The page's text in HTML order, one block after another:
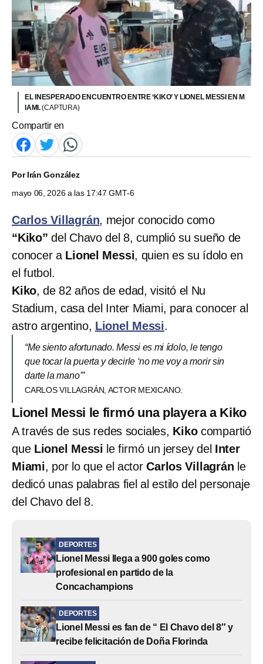
EL INESPERADO ENCUENTRO ENTRE ‘KIKO’ Y LIONEL MESSI EN M
IAMI.(CAPTURA)
Compartir en
PorIrán González
mayo 06, 2026 a las 17:47 GMT-6
Carlos Villagrán, mejor conocido como
“Kiko” del Chavo del 8, cumplió su sueño de
conocer a Lionel Messi, quien es su ídolo en
el futbol.
Kiko, de 82 años de edad, visitó el Nu
Stadium, casa del Inter Miami, para conocer al
astro argentino, Lionel Messi.
“Me siento afortunado. Messi es mi ídolo, le tengo
que tocar la puerta y decirle ‘no me voy a morir sin
darte la mano’”
CARLOS VILLAGRÁN, ACTOR MEXICANO.
Lionel Messi le firmó una playera a Kiko
A través de sus redes sociales, Kikocompartió
que Lionel Messi le firmó un jersey del Inter
Miami, por lo que el actorCarlos Villagrán le
dedicó unas palabras fiel al estilo del personaje
del Chavo del 8.
DEPORTES
Lionel Messi llega a 900 goles como
profesional en partido de la
Concachampions
DEPORTES
Lionel Messi es fan de “ El Chavo del 8″ y
recibe felicitación de Doña Florinda